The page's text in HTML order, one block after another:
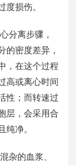
损伤。
分离步骤，
的密度差异，
，在这个过程
高或离心时间
性；而转速过
层，会采用合
净。
杂的血浆、